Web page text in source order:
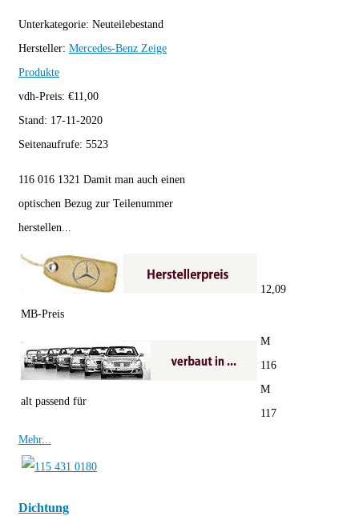
Unterkategorie: Neuteilebestand
Hersteller: Mercedes-Benz Zeige
Produkte
vdh-Preis: €11,00
Stand: 17-11-2020
Seitenaufrufe: 5523
116 016 1321 Damit man auch einen
optischen Bezug zur Teilenummer
herstellen...
MB-Preis
12,09
alt passend für
M
116
M
117
Mehr...
Dichtung